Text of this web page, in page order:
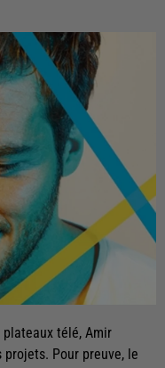
télé, Amir
Pour preuve, le